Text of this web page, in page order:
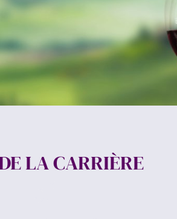
LA CARRIÈRE